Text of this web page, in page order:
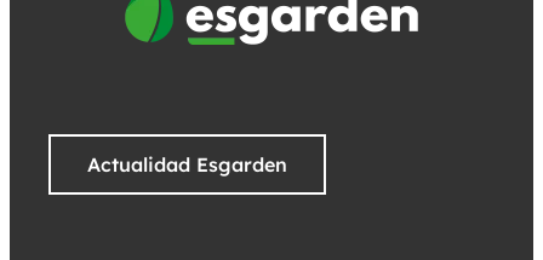
Actualidad Esgarden